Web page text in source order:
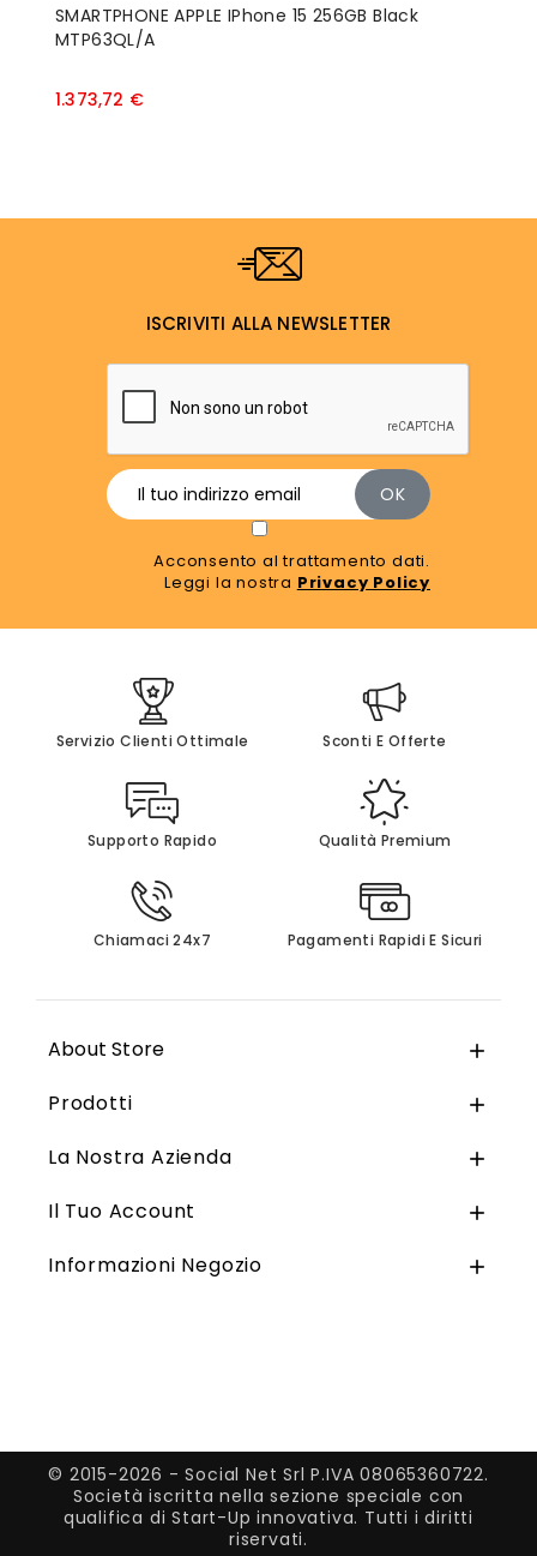
SMARTPHONE APPLE IPhone 15 256GB Black
MTP63QL/A
1.373,72 €Prezzo
ISCRIVITI ALLA NEWSLETTER
Acconsento al trattamento dati.
Leggi la nostra Privacy Policy
Servizio Clienti Ottimale Sconti E Offerte
Supporto Rapido Qualità Premium
Chiamaci 24x7 Pagamenti Rapidi E Sicuri
About Store 
Prodotti 
La Nostra Azienda 
Il Tuo Account 
Informazioni Negozio 
© 2015-2026 - Social Net Srl P.IVA 08065360722.
Società iscritta nella sezione speciale con
qualifica di Start-Up innovativa. Tutti i diritti
riservati.